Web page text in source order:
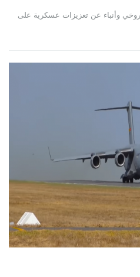
وأنباء عن تعزيزات عسكرية على